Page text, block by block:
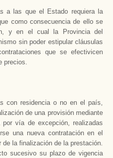
a las que el Estado requiera la
como consecuencia de ello se
y en el cual la Provincia del
sin poder estipular cláusulas
que se efectivicen
precios.
con residencia o no en el país,
de una provisión mediante
vía de excepción, realizadas
una nueva contratación en el
la finalización de la prestación.
sucesivo su plazo de vigencia